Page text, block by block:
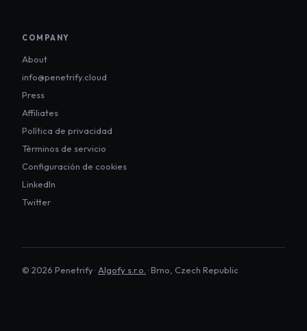
COMPANY
About
info@penetrify.cloud
Press
Affiliates
Política de privacidad
Términos de servicio
Configuración de cookies
LinkedIn
Twitter
© 2026 Penetrify ·Algofy s.r.o. · Brno, Czech Republic